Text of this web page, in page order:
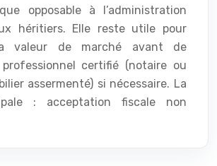
opposable à l’administration
héritiers. Elle reste utile pour
valeur de marché avant de
certifié (notaire ou
assermenté) si nécessaire. La
: acceptation fiscale non